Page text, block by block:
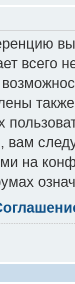
всего
вам
на